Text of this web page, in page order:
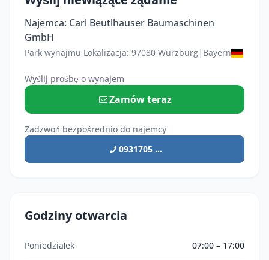
Najemca: Carl Beutlhauser Baumaschinen
GmbH
Park wynajmu Lokalizacja: 97080 Würzburg| Bayern
Wyślij prośbę o wynajem
Zamów teraz
Zadzwoń bezpośrednio do najemcy
0931705 ...
Godziny otwarcia
Poniedziałek 07:00 – 17:00